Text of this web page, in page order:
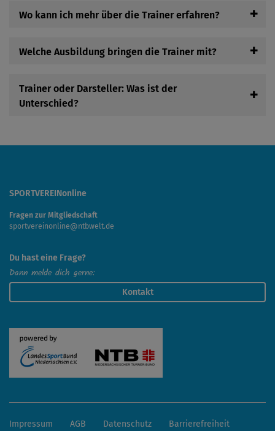
Wo kann ich mehr über die Trainer erfahren? ✚
Welche Ausbildung bringen die Trainer mit? ✚
Trainer oder Darsteller: Was ist der
Unterschied?
✚
SPORTVEREINonline
Fragen zur Mitgliedschaft
sportvereinonline@ntbwelt.de
Du hast eine Frage?
Dann melde dich gerne:
Kontakt
Impressum AGB Datenschutz Barrierefreiheit